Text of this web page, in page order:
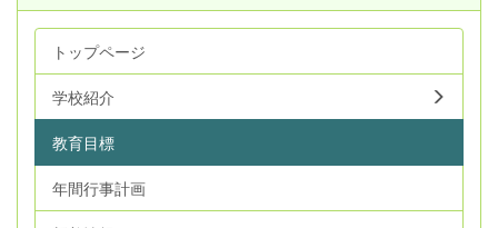
トップページ
学校紹介
教育目標
年間行事計画